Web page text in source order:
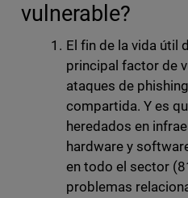
vulnerable?
El fin de la vida útil
principal factor de
ataques de
compartida. Y es
heredados en
hardware y
en todo el sector
problemas